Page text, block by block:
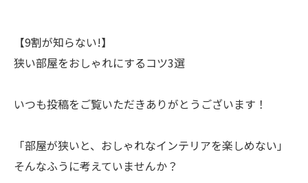
【9割が知らない!】
狭い部屋をおしゃれにするコツ3選
いつも投稿をご覧いただきありがとうございます！
「部屋が狭いと、おしゃれなインテリアを楽しめない」
そんなふうに考えていませんか？